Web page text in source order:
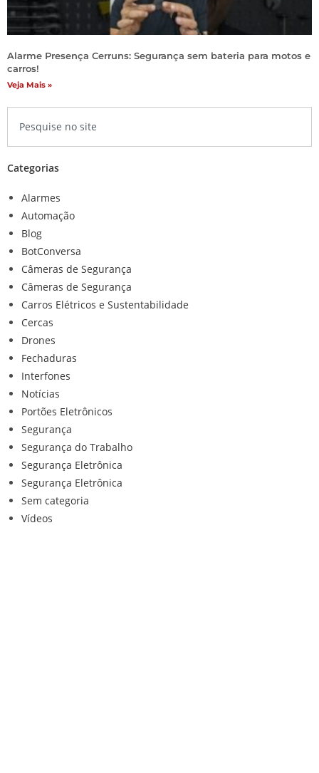
Alarme Presença Cerruns: Segurança sem bateria para motos e
carros!
Veja Mais »
Categorias
Alarmes
Automação
Blog
BotConversa
Câmeras de Segurança
Câmeras de Segurança
Carros Elétricos e Sustentabilidade
Cercas
Drones
Fechaduras
Interfones
Notícias
Portões Eletrônicos
Segurança
Segurança do Trabalho
Segurança Eletrônica
Segurança Eletrônica
Sem categoria
Vídeos